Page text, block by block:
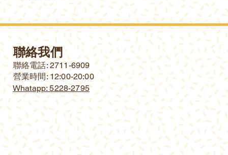
聯絡我們
​聯絡電話: 2711-6909
營業時間: 12:00-20:00
Whatapp: 5228-2795